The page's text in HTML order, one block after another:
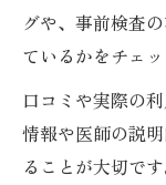
グや、事前検査
ているかをチェッ
口コミや実際の
情報や医師の説
ることが大切で